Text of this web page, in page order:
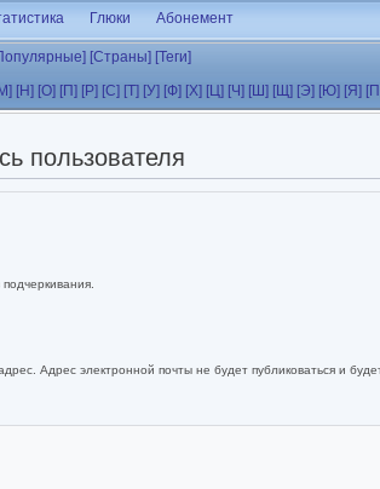
Глюки Абонемент
[Страны] [Теги]
[Н] [О] [П] [Р] [С] [Т] [У] [Ф] [Х] [Ц] [Ч] [Ш] [Щ] [Э] [Ю] [Я]
пользователя
Адрес электронной почты не будет публиковаться и